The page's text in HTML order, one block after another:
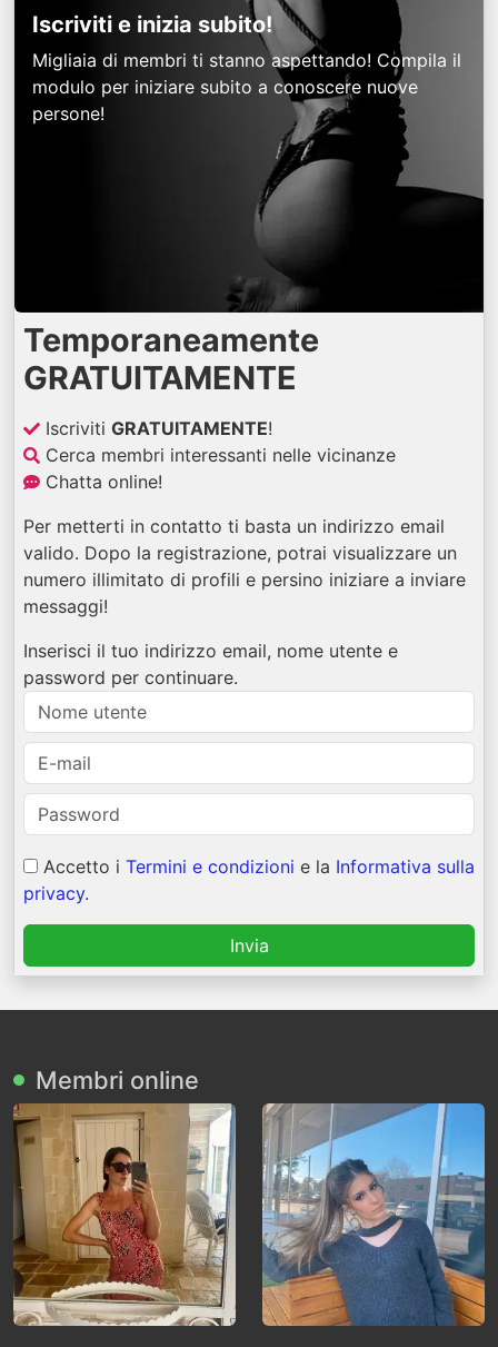
Iscriviti e inizia subito!
Migliaia di membri ti stanno aspettando! Compila il
modulo per iniziare subito a conoscere nuove
persone!
Temporaneamente
GRATUITAMENTE
Iscriviti GRATUITAMENTE!
Cerca membri interessanti nelle vicinanze
Chatta online!
Per metterti in contatto ti basta un indirizzo email
valido. Dopo la registrazione, potrai visualizzare un
numero illimitato di profili e persino iniziare a inviare
messaggi!
Inserisci il tuo indirizzo email, nome utente e
password per continuare.
Accetto i Termini e condizioni e la Informativa sulla
privacy.
Invia
Membri online